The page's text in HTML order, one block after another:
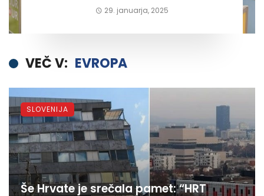
29. januarja, 2025
VEČ V: EVROPA
Še Hrvate je srečala pamet: “HRT
SLOVENIJA